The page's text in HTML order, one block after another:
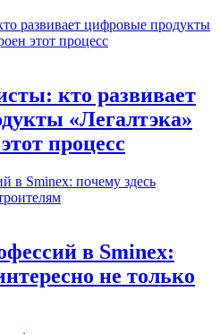
кто развивает
«Легалтэка»
процесс
в Sminex:
не только